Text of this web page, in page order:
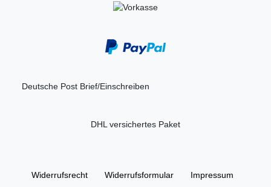
Deutsche Post Brief/Einschreiben
DHL versichertes Paket
Widerrufs­recht Widerrufs­formular Impressum